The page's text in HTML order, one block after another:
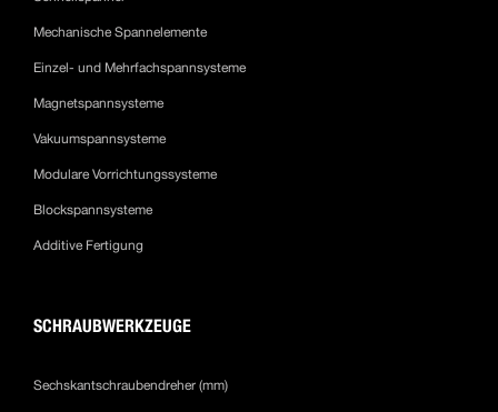
Mechanische Spannelemente
Einzel- und Mehrfachspannsysteme
Magnetspannsysteme
Vakuumspannsysteme
Modulare Vorrichtungssysteme
Blockspannsysteme
Additive Fertigung
SCHRAUBWERKZEUGE
Sechskantschraubendreher (mm)